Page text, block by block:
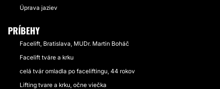
Úprava jaziev
PRÍBEHY
Facelift, Bratislava, MUDr. Martin Boháč
Facelift tváre a krku
celá tvár omladla po faceliftingu, 44 rokov
Lifting tvare a krku, očne viečka